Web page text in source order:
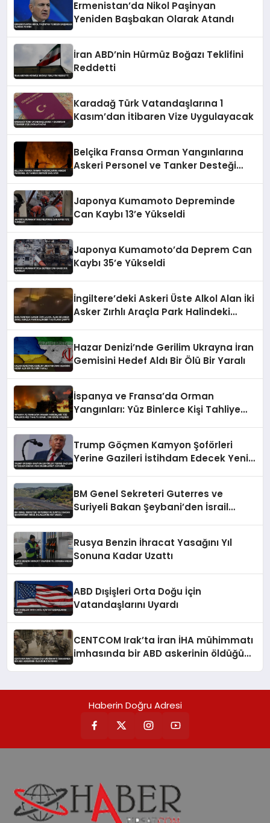
Ermenistan’da Nikol Paşinyan
Yeniden Başbakan Olarak Atandı
İran ABD’nin Hürmüz Boğazı Teklifini
Reddetti
Karadağ Türk Vatandaşlarına 1
Kasım’dan İtibaren Vize Uygulayacak
Belçika Fransa Orman Yangınlarına
Askeri Personel ve Tanker Desteği
Japonya Kumamoto Depreminde
Can Kaybı 13’e Yükseldi
Japonya Kumamoto’da Deprem Can
Kaybı 35’e Yükseldi
İngiltere’deki Askeri Üste Alkol Alan İki
Asker Zırhlı Araçla Park Halindeki
Hazar Denizi’nde Gerilim Ukrayna İran
Gemisini Hedef Aldı Bir Ölü Bir Yaralı
İspanya ve Fransa’da Orman
Yangınları: Yüz Binlerce Kişi Tahliye
Trump Göçmen Kamyon Şoförleri
Yerine Gazileri İstihdam Edecek Yeni
BM Genel Sekreteri Guterres ve
Suriyeli Bakan Şeybani’den İsrail
Rusya Benzin İhracat Yasağını Yıl
Sonuna Kadar Uzattı
ABD Dışişleri Orta Doğu İçin
Vatandaşlarını Uyardı
CENTCOM Irak’ta İran İHA mühimmatı
imhasında bir ABD askerinin öldüğünü
Haberin Doğru Adresi